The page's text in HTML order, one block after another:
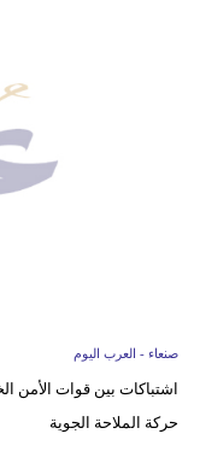
صنعاء - العرب اليوم
اشتباكات بين قوات الأمن
حركة الملاحة الجوية